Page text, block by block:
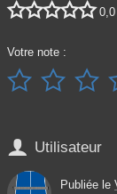
 0,0
Votre note :
  
 Utilisateur
Publiée le